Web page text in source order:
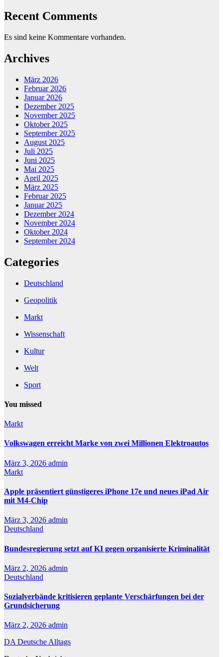
Recent Comments
Es sind keine Kommentare vorhanden.
Archives
März 2026
Februar 2026
Januar 2026
Dezember 2025
November 2025
Oktober 2025
September 2025
August 2025
Juli 2025
Juni 2025
Mai 2025
April 2025
März 2025
Februar 2025
Januar 2025
Dezember 2024
November 2024
Oktober 2024
September 2024
Categories
Deutschland
Geopolitik
Markt
Wissenschaft
Kultur
Welt
Sport
You missed
Markt
Volkswagen erreicht Marke von zwei Millionen Elektroautos
März 3, 2026 admin
Markt
Apple präsentiert günstigeres iPhone 17e und neues iPad Air
mit M4-Chip
März 3, 2026 admin
Deutschland
Bundesregierung setzt auf KI gegen organisierte Kriminalität
März 2, 2026 admin
Deutschland
Sozialverbände kritisieren geplante Verschärfungen bei der
Grundsicherung
März 2, 2026 admin
DA Deutsche Alltags